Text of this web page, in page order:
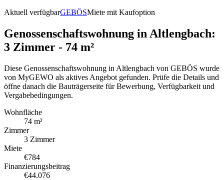
Aktuell verfügbarGEBÖSMiete mit Kaufoption
Genossenschaftswohnung in Altlengbach:
3 Zimmer - 74 m²
Diese Genossenschaftswohnung in Altlengbach von GEBÖS wurde
von MyGEWO als aktives Angebot gefunden. Prüfe die Details und
öffne danach die Bauträgerseite für Bewerbung, Verfügbarkeit und
Vergabebedingungen.
Wohnfläche
74 m²
Zimmer
3 Zimmer
Miete
€784
Finanzierungsbeitrag
€44.076